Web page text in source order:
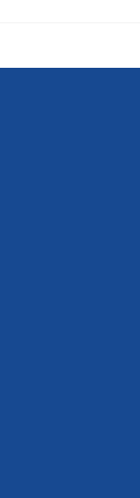
soberania